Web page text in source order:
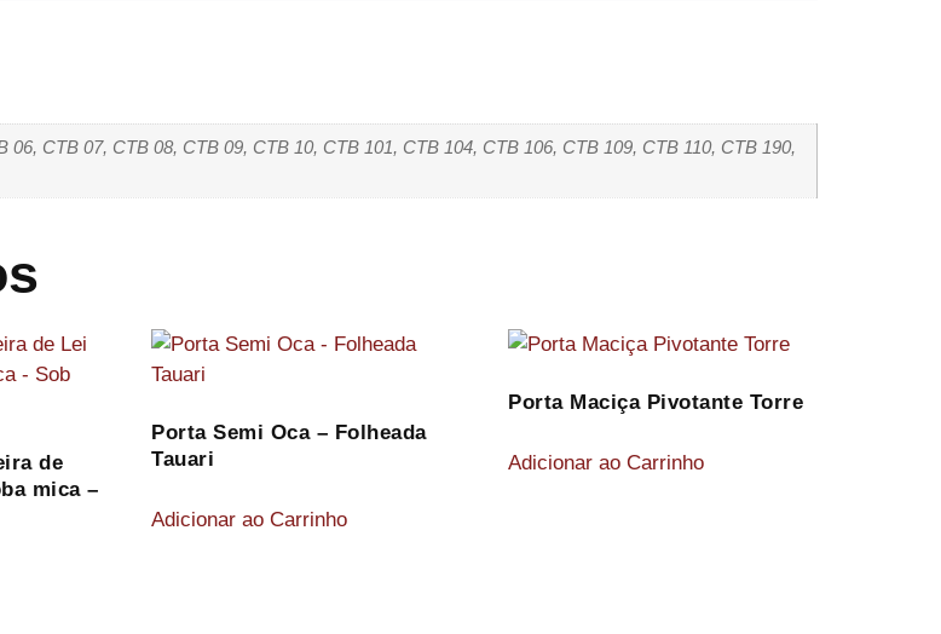
CTB 07, CTB 08, CTB 09, CTB 10, CTB 101, CTB 104, CTB 106, CTB 109, CTB 110, CTB 190,
de
mica –
Porta Semi Oca – Folheada
Tauari
Adicionar ao Carrinho
Porta Maciça Pivotante Torre
Adicionar ao Carrinho